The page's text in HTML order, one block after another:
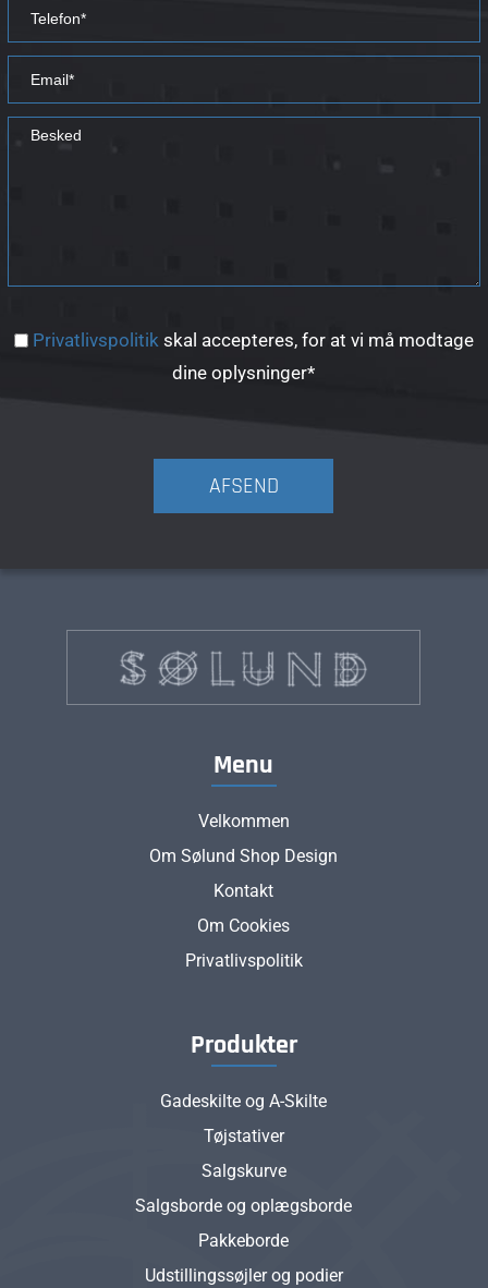
Privatlivspolitikskal accepteres, for at vi må modtage
dine oplysninger*
Menu
Velkommen
Om Sølund Shop Design
Kontakt
Om Cookies
Privatlivspolitik
Produkter
Gadeskilte og A-Skilte
Tøjstativer
Salgskurve
Salgsborde og oplægsborde
Pakkeborde
Udstillingssøjler og podier